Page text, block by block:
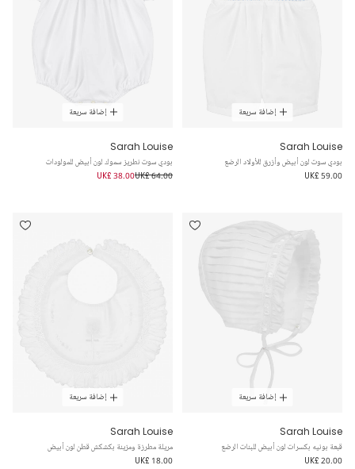
إضافة سريعة
Sarah Louise
بودي سوت لون أبيض وأزرق للأولاد الرضع
UK£ 59.00
إضافة سريعة
Sarah Louise
بودي سوت نطريز سموك لون أبيض للمولودات
UK£ 64.00
UK£ 38.00
إضافة سريعة
Sarah Louise
قبعة بونيه بكسرات لون أبيض للبنات الرضع
UK£ 20.00
إضافة سريعة
Sarah Louise
مريلة مطرزة ومزينة بكشكش قطن لون أبيض
UK£ 18.00